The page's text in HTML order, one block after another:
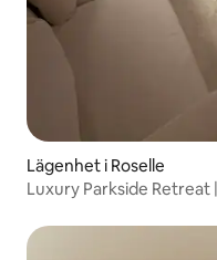
Lägenhet i Roselle
Luxury Parkside Retreat